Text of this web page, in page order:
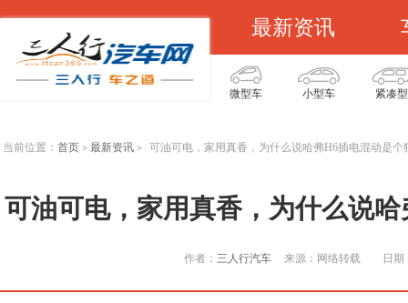
最新资讯
微型车 小型车 紧凑型
当前位置： 首页 > 最新资讯 > 可油可电，家用真香，为什么说哈弗H6插电混动是个
可油可电，家用真香，为什么说
作者： 三人行汽车 来源：网络转载 日